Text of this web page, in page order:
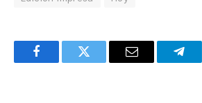
FacebookTwitter Email